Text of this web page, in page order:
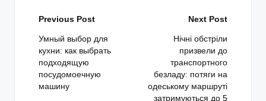
Post
navigation
Previous Post
Умный выбор для
кухни: как выбрать
подходящую
посудомоечную
машину
Next Post
Нічні обстріли
призвели до
транспортного
безладу: потяги на
одеському маршруті
затримуються до 5